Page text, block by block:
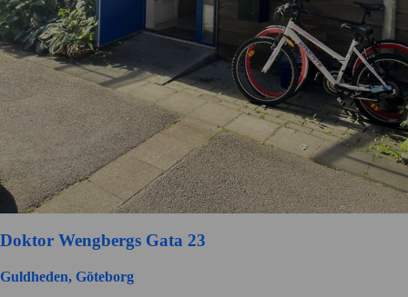
Doktor Wengbergs Gata 23
Guldheden, Göteborg